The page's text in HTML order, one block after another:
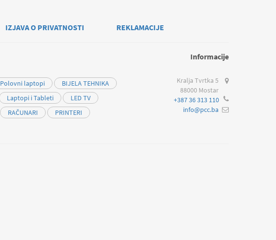
IZJAVA O PRIVATNOSTI REKLAMACIJE
Polovni laptopi
BIJELA TEHNIKA
Laptopi i Tableti
LED TV
RAČUNARI PRINTERI
Informacije
Kralja Tvrtka 5
88000 Mostar
+387 36 313 110
info@pcc.ba